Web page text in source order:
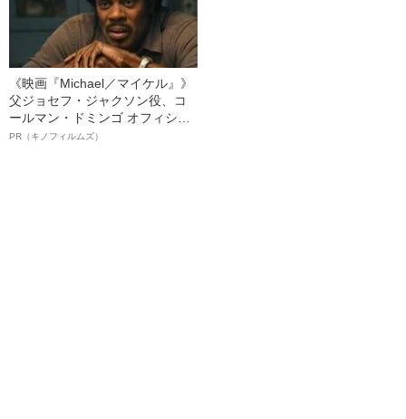
《映画『Michael／マイケル』》
父ジョセフ・ジャクソン役、コ
ールマン・ドミンゴ オフィシャ
ルインタビュー“観客を魅了した
PR（キノフィルムズ）